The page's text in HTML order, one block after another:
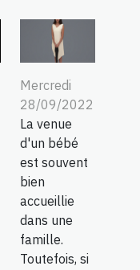
Mercredi
28/09/2022
La venue
d'un bébé
est souvent
bien
accueillie
dans une
famille.
Toutefois, si